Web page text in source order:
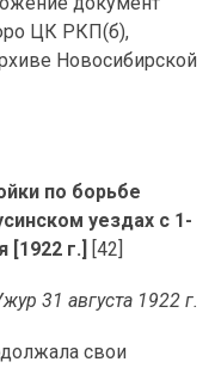
ЦК РКП(б),
Новосибирской
по борьбе
уездах с 1-
[1922 г.] [42]
31 августа 1922 г.
свои